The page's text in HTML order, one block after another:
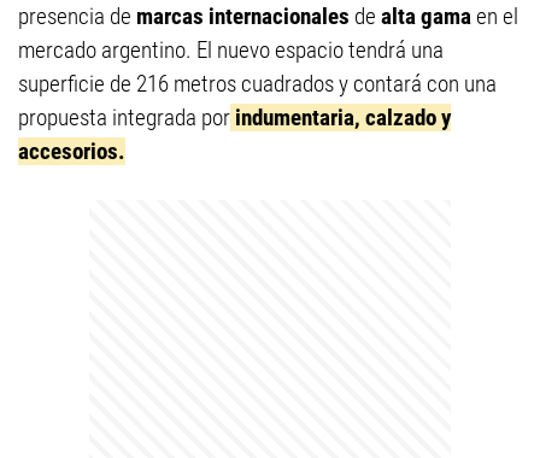
presencia de marcas internacionales de alta gamaen el
mercado argentino. El nuevo espacio tendrá una
superficie de 216 metros cuadrados y contará con una
propuesta integrada por indumentaria, calzado y
accesorios.